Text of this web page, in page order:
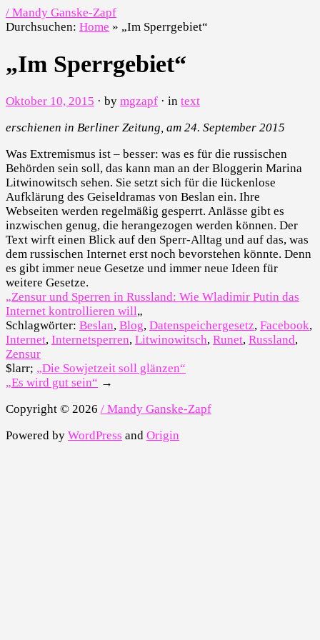
/ Mandy Ganske-Zapf
Durchsuchen: Home » „Im Sperrgebiet“
„Im Sperrgebiet“
Oktober 10, 2015 · by mgzapf · in text
erschienen in Berliner Zeitung, am 24. September 2015
Was Extremismus ist – besser: was es für die russischen
Behörden sein soll, das kann man an der Bloggerin Marina
Litwinowitsch sehen. Sie setzt sich für die lückenlose
Aufklärung des Geiseldramas von Beslan ein. Ihre
Webseiten werden regelmäßig gesperrt. Anlässe gibt es
inzwischen genug, die herangezogen werden können. Der
Text wirft einen Blick auf den Sperr-Alltag und auf das, was
dem russischen Internet erst noch bevorstehen könnte. Denn
es gibt immer neue Gesetze und immer neue Ideen für
weitere Gesetze.
„Zensur und Sperren in Russland: Wie Wladimir Putin das
Internet kontrollieren will„
Schlagwörter: Beslan, Blog, Datenspeichergesetz, Facebook,
Internet, Internetsperren, Litwinowitsch, Runet, Russland,
Zensur
$larr; „Die Sowjetzeit soll glänzen“
„Es wird gut sein“ →
Copyright © 2026 / Mandy Ganske-Zapf
Powered by WordPress and Origin